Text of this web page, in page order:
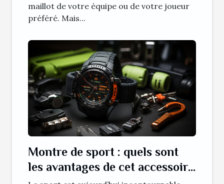
maillot de votre équipe ou de votre joueur
préféré. Mais...
Montre de sport : quels sont
les avantages de cet accessoire